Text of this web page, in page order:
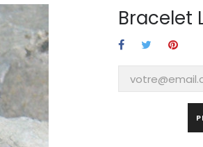
Bracelet